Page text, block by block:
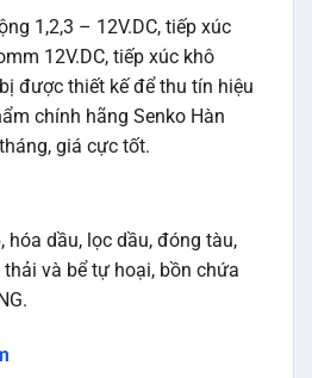
1,2,3 – 12V.DC, tiếp xúc
12V.DC, tiếp xúc khô
được thiết kế để thu tín hiệu
chính hãng Senko Hàn
giá cực tốt.
hóa dầu, lọc dầu, đóng tàu,
và bể tự hoại, bồn chứa